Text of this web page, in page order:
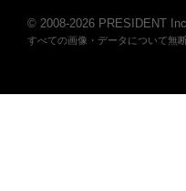
© 2008-2026 PRESIDENT Inc.
すべての画像・データについて無